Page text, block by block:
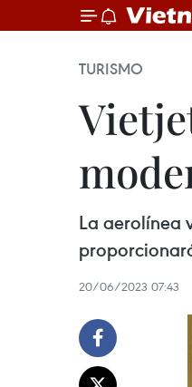
TURISMO
La aerolínea
20/06/2023 07:43